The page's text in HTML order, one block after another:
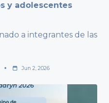
y adolescentes
a integrantes de las
Jun 2, 2026